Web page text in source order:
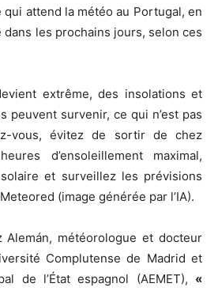
attend la météo au Portugal, en
dans les prochains jours, selon ces
extrême, des insolations et
peuvent survenir, ce qui n’est pas
vous, évitez de sortir de chez
d’ensoleillement maximal,
et surveillez les prévisions
(image générée par l’IA).
Alemán, météorologue et docteur
Complutense de Madrid et
de l’État espagnol (AEMET), «